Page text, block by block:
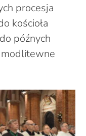
procesja
kościoła
późnych
modlitewne